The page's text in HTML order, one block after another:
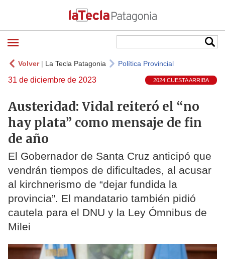
Volver| La Tecla Patagonia Política Provincial
31 de diciembre de 2023 2024 CUESTA ARRIBA
Austeridad: Vidal reiteró el “no
hay plata” como mensaje de fin
de año
El Gobernador de Santa Cruz anticipó que
vendrán tiempos de dificultades, al acusar
al kirchnerismo de “dejar fundida la
provincia”. El mandatario también pidió
cautela para el DNU y la Ley Ómnibus de
Milei